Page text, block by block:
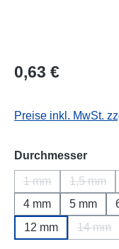
Regulärer Preis:
0,63 €
Preise inkl. MwSt.
Durchmesser
1 mm
(Diese Option ist
1,5 mm
(Diese
4 mm
5 mm
12 mm
14 mm